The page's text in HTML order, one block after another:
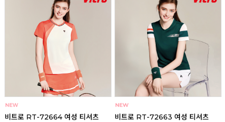
비트로 RT-72664 여성 티셔츠 비트로 RT-72663 여성 티셔츠